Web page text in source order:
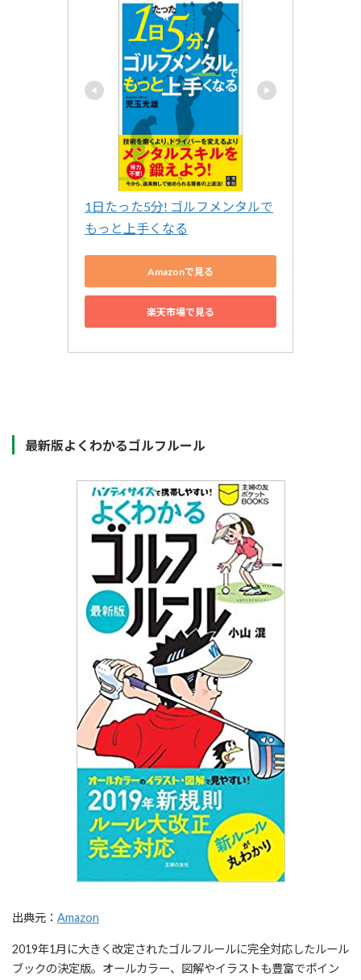
1日たった5分! ゴルフメンタルで
もっと上手くなる
Amazonで見る
楽天市場で見る
最新版よくわかるゴルフルール
出典元： Amazon
2019年1月に大きく改定されたゴルフルールに完全対応したルール
ブックの決定版。オールカラー、図解やイラストも豊富でポイン